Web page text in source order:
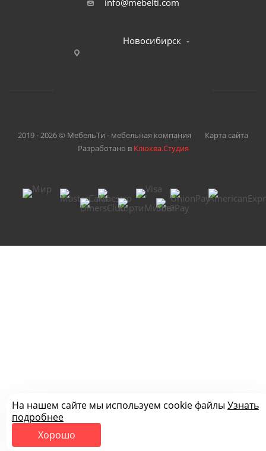
info@mebelti.com
Новосибирск
2019 - 2026 © МебельТи - мебельная компания
Карта сайта
Разработано в Клюква.Студия
На нашем сайте мы используем cookie файлы Узнать
подробнее
Хорошо